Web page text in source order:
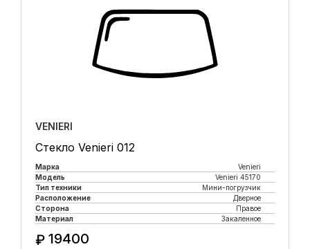
VENIERI
Стекло Venieri 012
Марка
Venieri
Модель
Venieri 45170
Тип техники
Мини-погрузчик
Расположение
Дверное
Сторона
Правое
Материал
Закаленное
₽ 19400